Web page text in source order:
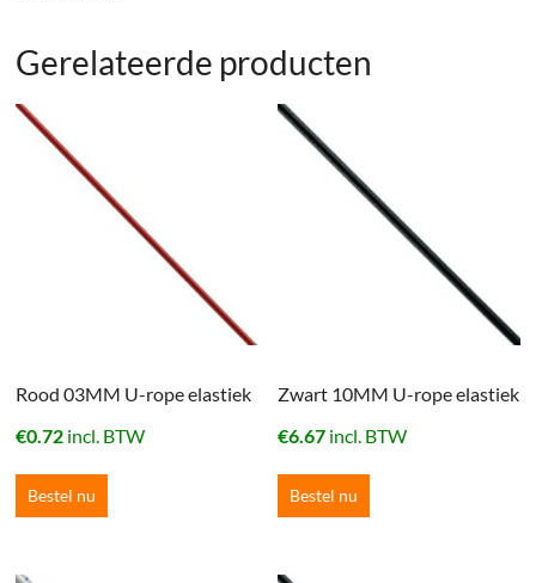
Gerelateerde producten
Rood 03MM U-rope elastiek
€0.72 incl. BTW
Bestel nu
Zwart 10MM U-rope elastiek
€6.67 incl. BTW
Bestel nu